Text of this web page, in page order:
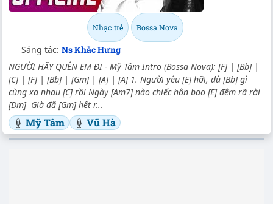
Nhạc trẻ Bossa Nova
Sáng tác: Ns Khắc Hưng
NGƯỜI HÃY QUÊN EM ĐI - Mỹ Tâm Intro (Bossa Nova): [F] | [Bb] |
[C] | [F] | [Bb] | [Gm] | [A] | [A] 1. Người yêu [E] hỡi, dù [Bb] gì
cùng xa nhau [C] rồi Ngày [Am7] nào chiếc hôn bao [E] đêm rã rời
[Dm] Giờ đã [Gm] hết r...
Mỹ Tâm Vũ Hà